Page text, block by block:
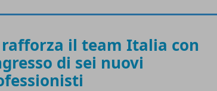
rafforza il team Italia con
di sei nuovi